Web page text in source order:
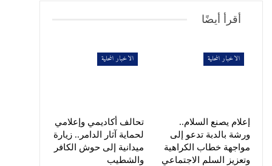
أقرأ أيضًا
الاخبار المحلية
إعلام يصنع السلام..
ورشة بالدبة تدعو إلى
مواجهة خطاب الكراهية
وتعزيز السلم الاجتماعي
الاخبار المحلية
تحالف أكاديمي وإعلامي
لحماية آثار الدامر.. زيارة
ميدانية إلى حوش الكافر
والشطيب